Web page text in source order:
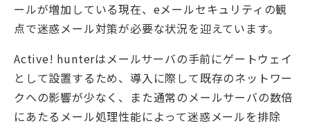
ールが増加している現在、eメールセキュリティの観
点で迷惑メール対策が必要な状況を迎えています。
Active! hunterはメールサーバの手前にゲートウェイ
として設置するため、導入に際して既存のネットワー
クへの影響が少なく、また通常のメールサーバの数倍
にあたるメール処理性能によって迷惑メールを排除